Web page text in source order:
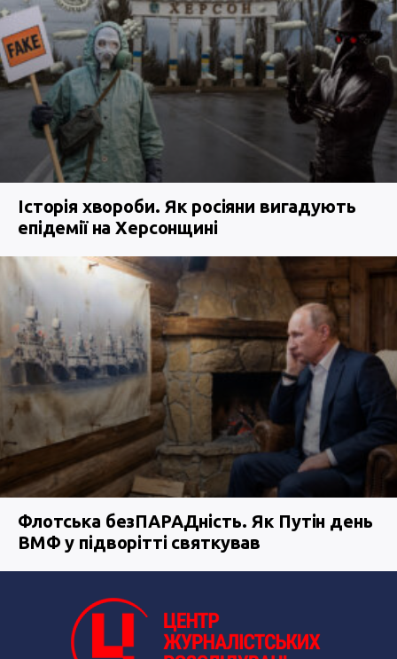
Історія хвороби. Як росіяни вигадують
епідемії на Херсонщині
Флотська безПАРАДність. Як Путін день
ВМФ у підворітті святкував